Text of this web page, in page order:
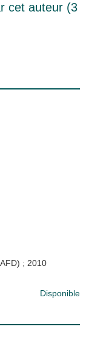
cet auteur (3
; 2010
Disponible